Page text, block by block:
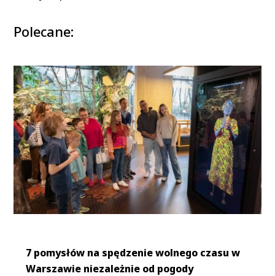
Polecane:
7 pomysłów na spędzenie wolnego czasu w
Warszawie niezależnie od pogody